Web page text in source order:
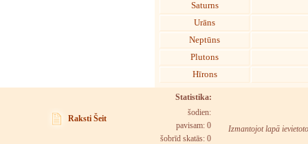
Saturns
Urāns
Neptūns
Plutons
Hīrons
Raksti Šeit
Statistika:
šodien:
pavisam: 0
šobrīd skatās: 0
Izmantojot lapā